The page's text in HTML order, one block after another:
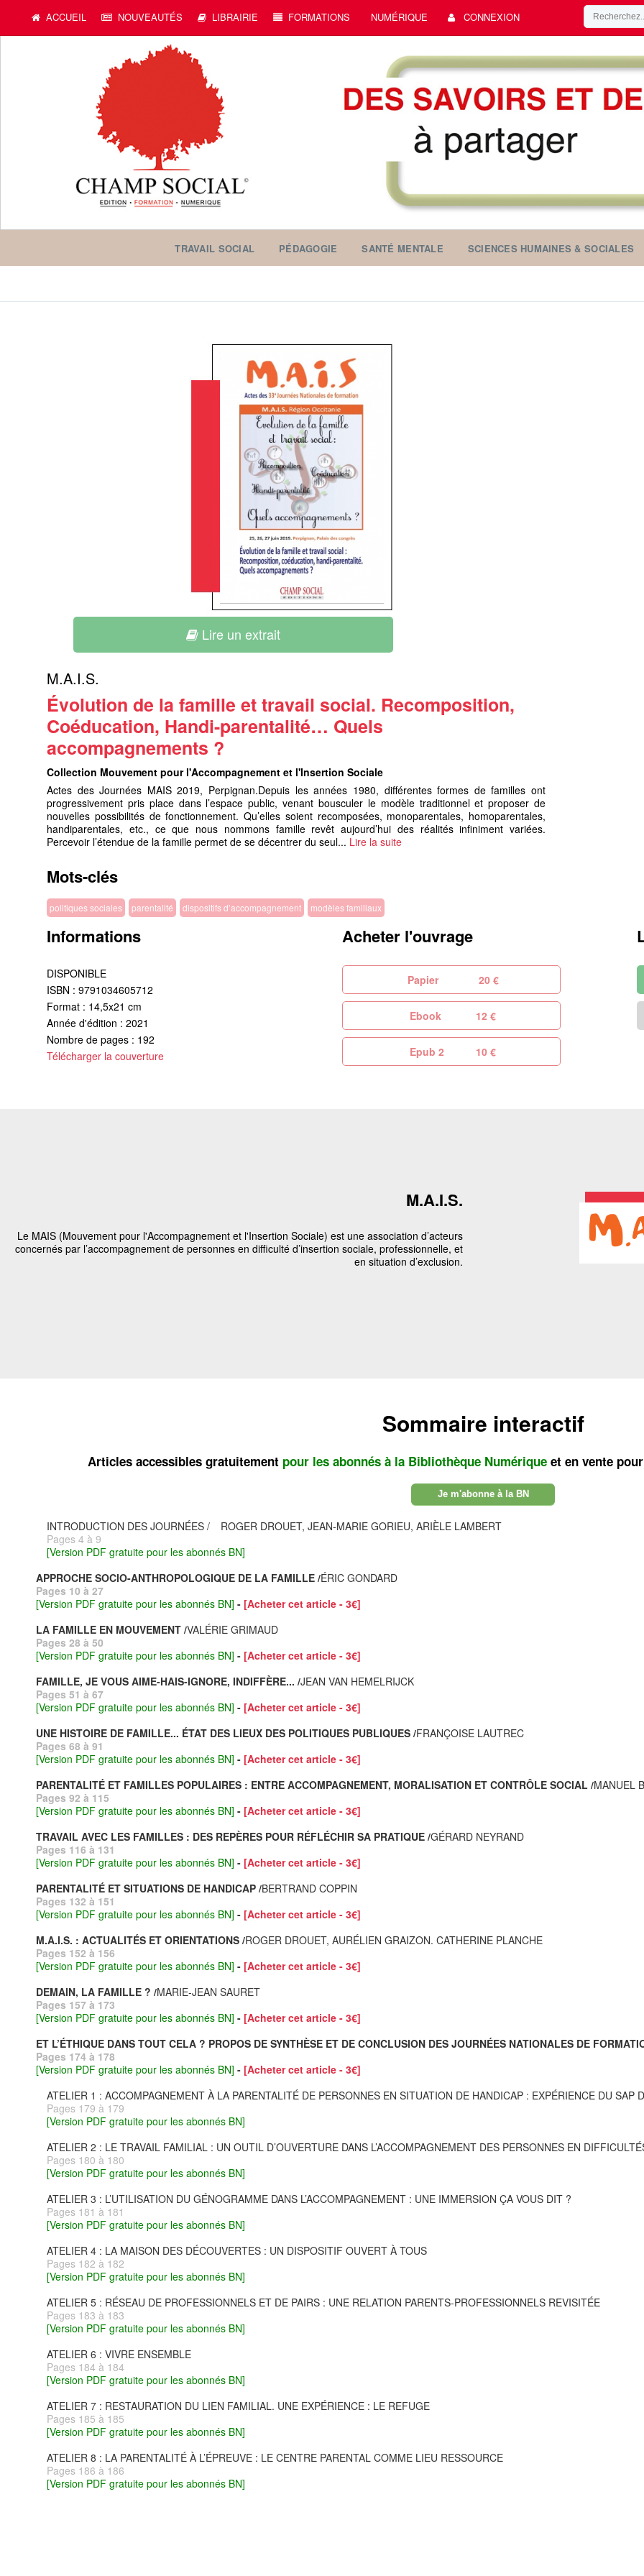
ACCUEIL NOUVEAUTÉS LIBRAIRIE FORMATIONS NUMÉRIQUE CONNEXION
TRAVAIL SOCIAL PÉDAGOGIE SANTÉ MENTALE SCIENCES HUMAINES & SOCIALES
Lire un extrait
M.A.I.S.
Évolution de la famille et travail social. Recomposition,
Coéducation, Handi-parentalité… Quels
accompagnements ?
Collection Mouvement pour l'Accompagnement et l'Insertion Sociale
Actes des Journées MAIS 2019, Perpignan.Depuis les années 1980, différentes formes de familles ont
progressivement pris place dans l’espace public, venant bousculer le modèle traditionnel et proposer de
nouvelles possibilités de fonctionnement. Qu’elles soient recomposées, monoparentales, homoparentales,
handiparentales, etc., ce que nous nommons famille revêt aujourd’hui des réalités infiniment variées.
Percevoir l’étendue de la famille permet de se décentrer du seul... Lire la suite
Mots-clés
politiques sociales parentalité dispositifs d’accompagnement modèles familiaux
Informations
DISPONIBLE
ISBN : 9791034605712
Format : 14,5x21 cm
Année d'édition : 2021
Nombre de pages : 192
Télécharger la couverture
Acheter l'ouvrage
Papier 20 €
Ebook 12 €
Epub 2 10 €
M.A.I.S.
Le MAIS (Mouvement pour l'Accompagnement et l'Insertion Sociale) est une association d’acteurs
concernés par l’accompagnement de personnes en difficulté d’insertion sociale, professionnelle, et
en situation d’exclusion.
Sommaire interactif
Articles accessibles gratuitement pour les abonnés à la Bibliothèque Numérique et en vente
Je m'abonne à la BN
INTRODUCTION DES JOURNÉES /
ROGER DROUET, JEAN‐MARIE GORIEU, ARIÈLE LAMBERT
Pages 4 à 9
[Version PDF gratuite pour les abonnés BN]
APPROCHE SOCIO-ANTHROPOLOGIQUE DE LA FAMILLE /ÉRIC GONDARD
Pages 10 à 27
[Version PDF gratuite pour les abonnés BN] - [Acheter cet article - 3€]
LA FAMILLE EN MOUVEMENT /VALÉRIE GRIMAUD
Pages 28 à 50
[Version PDF gratuite pour les abonnés BN] - [Acheter cet article - 3€]
FAMILLE, JE VOUS AIME‐HAIS-IGNORE, INDIFFÈRE... /JEAN VAN HEMELRIJCK
Pages 51 à 67
[Version PDF gratuite pour les abonnés BN] - [Acheter cet article - 3€]
UNE HISTOIRE DE FAMILLE... ÉTAT DES LIEUX DES POLITIQUES PUBLIQUES /FRANÇOISE LAUTREC
Pages 68 à 91
[Version PDF gratuite pour les abonnés BN] - [Acheter cet article - 3€]
PARENTALITÉ ET FAMILLES POPULAIRES : ENTRE ACCOMPAGNEMENT, MORALISATION ET CONTRÔLE SOCIAL /MANUEL
Pages 92 à 115
[Version PDF gratuite pour les abonnés BN] - [Acheter cet article - 3€]
TRAVAIL AVEC LES FAMILLES : DES REPÈRES POUR RÉFLÉCHIR SA PRATIQUE /GÉRARD NEYRAND
Pages 116 à 131
[Version PDF gratuite pour les abonnés BN] - [Acheter cet article - 3€]
PARENTALITÉ ET SITUATIONS DE HANDICAP /BERTRAND COPPIN
Pages 132 à 151
[Version PDF gratuite pour les abonnés BN] - [Acheter cet article - 3€]
M.A.I.S. : ACTUALITÉS ET ORIENTATIONS /ROGER DROUET, AURÉLIEN GRAIZON. CATHERINE PLANCHE
Pages 152 à 156
[Version PDF gratuite pour les abonnés BN] - [Acheter cet article - 3€]
DEMAIN, LA FAMILLE ? /MARIE‐JEAN SAURET
Pages 157 à 173
[Version PDF gratuite pour les abonnés BN] - [Acheter cet article - 3€]
ET L’ÉTHIQUE DANS TOUT CELA ? PROPOS DE SYNTHÈSE ET DE CONCLUSION DES JOURNÉES NATIONALES DE
Pages 174 à 178
[Version PDF gratuite pour les abonnés BN] - [Acheter cet article - 3€]
ATELIER 1 : ACCOMPAGNEMENT À LA PARENTALITÉ DE PERSONNES EN SITUATION DE HANDICAP : EXPÉRIENCE DU SAP
Pages 179 à 179
[Version PDF gratuite pour les abonnés BN]
ATELIER 2 : LE TRAVAIL FAMILIAL : UN OUTIL D’OUVERTURE DANS L’ACCOMPAGNEMENT DES PERSONNES EN
Pages 180 à 180
[Version PDF gratuite pour les abonnés BN]
ATELIER 3 : L’UTILISATION DU GÉNOGRAMME DANS L’ACCOMPAGNEMENT : UNE IMMERSION ÇA VOUS DIT ?
Pages 181 à 181
[Version PDF gratuite pour les abonnés BN]
ATELIER 4 : LA MAISON DES DÉCOUVERTES : UN DISPOSITIF OUVERT À TOUS
Pages 182 à 182
[Version PDF gratuite pour les abonnés BN]
ATELIER 5 : RÉSEAU DE PROFESSIONNELS ET DE PAIRS : UNE RELATION PARENTS‐PROFESSIONNELS REVISITÉE
Pages 183 à 183
[Version PDF gratuite pour les abonnés BN]
ATELIER 6 : VIVRE ENSEMBLE
Pages 184 à 184
[Version PDF gratuite pour les abonnés BN]
ATELIER 7 : RESTAURATION DU LIEN FAMILIAL. UNE EXPÉRIENCE : LE REFUGE
Pages 185 à 185
[Version PDF gratuite pour les abonnés BN]
ATELIER 8 : LA PARENTALITÉ À L’ÉPREUVE : LE CENTRE PARENTAL COMME LIEU RESSOURCE
Pages 186 à 186
[Version PDF gratuite pour les abonnés BN]